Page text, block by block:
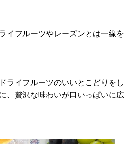
イフルーツやレーズンとは一線を
ライフルーツのいいとこどりをし
、贅沢な味わいが口いっぱいに広